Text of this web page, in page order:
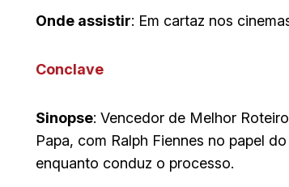
Onde assistir: Em cartaz nos
Conclave
Sinopse: Vencedor de Melhor
Papa, com Ralph Fiennes no papel
enquanto conduz o processo.